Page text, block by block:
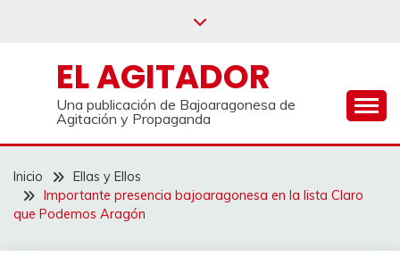
EL AGITADOR
Una publicación de Bajoaragonesa de
Agitación y Propaganda
Inicio
Ellas y Ellos
Importante presencia bajoaragonesa en la lista Claro
que Podemos Aragón